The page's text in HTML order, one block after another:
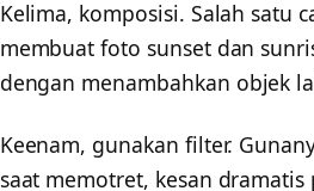
Kelima, komposisi. Salah satu
membuat foto sunset dan
dengan menambahkan objek
Keenam, gunakan filter.
saat memotret, kesan